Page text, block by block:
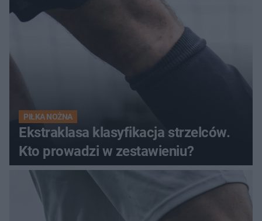
PIŁKA NOŻNA
Ekstraklasa klasyfikacja strzelców.
Kto prowadzi w zestawieniu?